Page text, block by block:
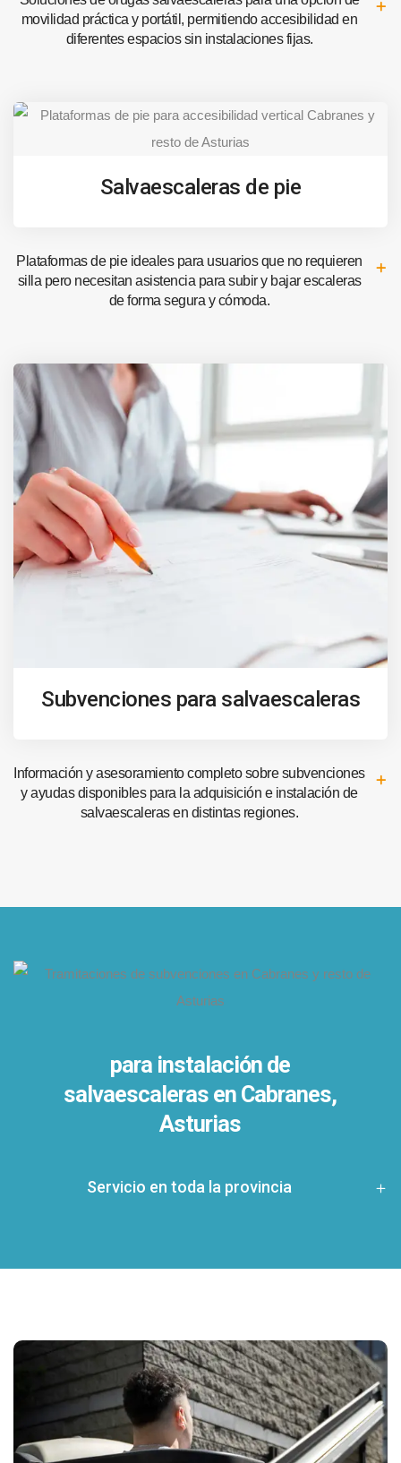
movilidad práctica y portátil, permitiendo accesibilidad en
diferentes espacios sin instalaciones fijas.
Salvaescaleras de pie
Plataformas de pie ideales para usuarios que no requieren
silla pero necesitan asistencia para subir y bajar escaleras
de forma segura y cómoda.
Subvenciones para salvaescaleras
Información y asesoramiento completo sobre subvenciones
y ayudas disponibles para la adquisición e instalación de
salvaescaleras en distintas regiones.
para instalación de
salvaescaleras en Cabranes,
Asturias
Servicio en toda la provincia